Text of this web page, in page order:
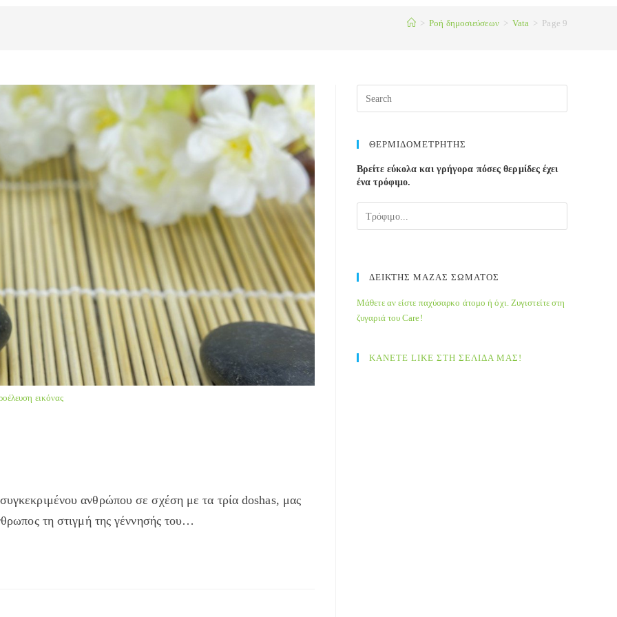
> Ροή δημοσιεύσεων > Vata > Page 9
εικόνας
ανθρώπου σε σχέση με τα τρία doshas, μας
τη στιγμή της γέννησής του…
ΘΕΡΜΙΔΟΜΕΤΡΗΤΗΣ
Βρείτε εύκολα και γρήγορα πόσες θερμίδες έχει
ένα τρόφιμο.
ΔΕΙΚΤΗΣ ΜΑΖΑΣ ΣΩΜΑΤΟΣ
Μάθετε αν είστε παχύσαρκο άτομο ή όχι. Ζυγιστείτε στη
ζυγαριά του Care!
ΚΑΝΕΤΕ LIKE ΣΤΗ ΣΕΛΙΔΑ ΜΑΣ!